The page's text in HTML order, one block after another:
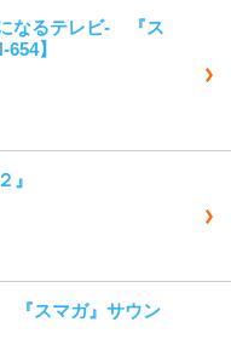
なるテレビ- 『ス
】
』
『スマガ』サウン